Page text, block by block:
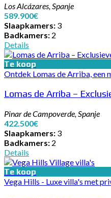
Los Alcázares, Spanje
589.900€
Slaapkamers: 3
Badkamers: 2
Details
Te koop
Ontdek Lomas de Arriba, een
Lomas de Arriba –
Pinar de Campoverde, Spanje
422.500€
Slaapkamers: 3
Badkamers: 2
Details
Te koop
Vega Hills - Luxe villa's met